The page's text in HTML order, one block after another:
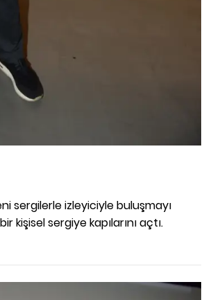
sergilerle izleyiciyle buluşmayı
sergiye kapılarını açtı.